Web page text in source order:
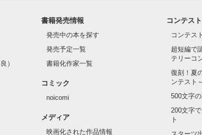
）
書籍発売情報
発売中の本を探す
発売予定一覧
書籍化作家一覧
コミック
noicomi
メディア
映画化された作品情報
コンテスト
コンテス
超短編で
テリーコ
復刻！夏
ンテスト
500文字
200文字
ト